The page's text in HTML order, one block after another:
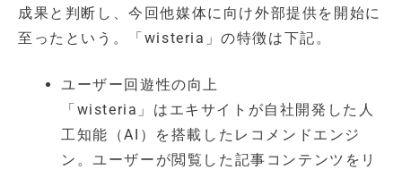
成果と判断し、今回他媒体に向け外部提供を開始に
至ったという。「wisteria」の特徴は下記。
ユーザー回遊性の向上
「wisteria」はエキサイトが自社開発した人
工知能（AI）を搭載したレコメンドエンジ
ン。ユーザーが閲覧した記事コンテンツをリ